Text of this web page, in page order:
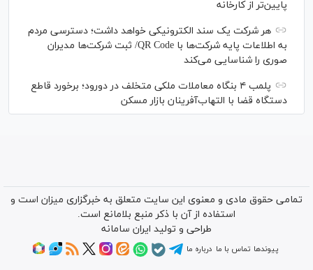
پایین‌تر از کارخانه
هر شرکت یک سند الکترونیکی خواهد داشت؛ دسترسی مردم
به اطلاعات پایه شرکت‌ها با QR Code/ ثبت شرکت‌ها مدیران
صوری را شناسایی می‌کند
پلمب ۴ بنگاه معاملات ملکی متخلف در دورود؛ برخورد قاطع
دستگاه قضا با التهاب‌آفرینان بازار مسکن
تمامی حقوق مادی و معنوی این سایت متعلق به خبرگزاری میزان است و
استفاده از آن با ذکر منبع بلامانع است.
طراحی و تولید ایران سامانه
پیوندها تماس با ما درباره ما